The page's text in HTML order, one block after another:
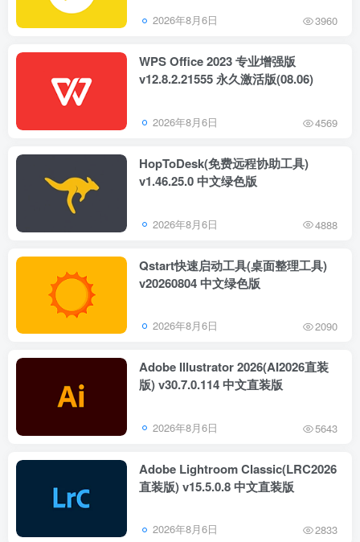
2026年8月6日 3960
WPS Office 2023 专业增强版
v12.8.2.21555 永久激活版(08.06)
2026年8月6日 4569
HopToDesk(免费远程协助工具)
v1.46.25.0 中文绿色版
2026年8月6日 4888
Qstart快速启动工具(桌面整理工具)
v20260804 中文绿色版
2026年8月6日 2090
Adobe Illustrator 2026(AI2026直装
版) v30.7.0.114 中文直装版
2026年8月6日 5643
Adobe Lightroom Classic(LRC2026
直装版) v15.5.0.8 中文直装版
2026年8月6日 2833